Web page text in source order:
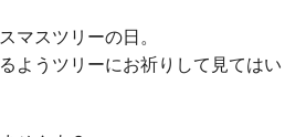
マスツリーの日。
ようツリーにお祈りして見てはい